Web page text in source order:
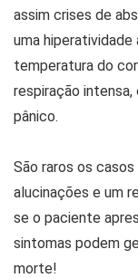
assim crises de
uma
temperatura do
respiração
pânico.
São raros os
alucinações e um
se o paciente
sintomas podem
morte!